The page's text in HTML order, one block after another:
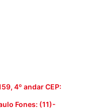
4º andar CEP:
Fones: (11)-